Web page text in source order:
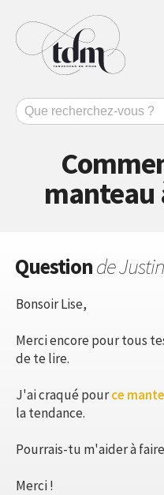
manteau
Questionde
Bonsoir Lise,
Merci encore pour tous
de te lire.
J'ai craqué pource
la tendance.
Pourrais-tu m'aider à
Merci !